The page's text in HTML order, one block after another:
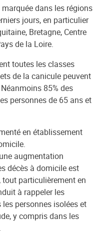
dans les régions
jours, en particulier
Bretagne, Centre
de la Loire.
toutes les classes
de la canicule peuvent
85% des
personnes de 65 ans et
en établissement
augmentation
décès à domicile est
tout particulièrement en
à rappeler les
personnes isolées et
y compris dans les